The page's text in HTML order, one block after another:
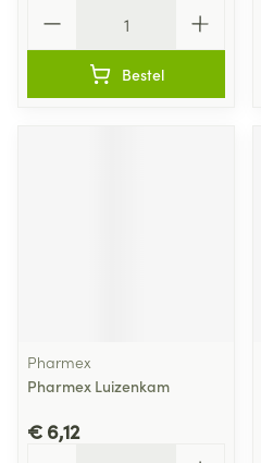
Bestel
Pharmex
Pharmex Luizenkam
€ 6,12